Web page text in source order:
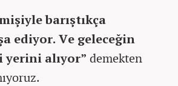
barıştıkça
ediyor. Ve geleceğin
yerini alıyor” demekten